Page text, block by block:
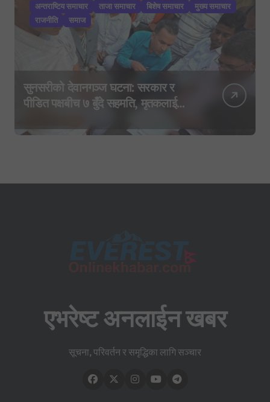
अन्तराष्टिय समाचार ताजा समाचार बिशेष समाचार
मुख्य समाचार
राजनीति
समाज
सुनसरीको देवानगञ्ज घटना: सरकार र
पीडित पक्षबीच ७ बुँदे सहमति, मृतकलाई
एभरेष्ट अनलाईन खबर
सूचना, परिवर्तन र समृद्धिका लागि सञ्चार